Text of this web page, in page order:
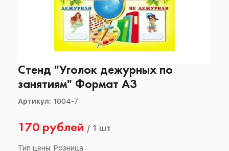
Стенд "Уголок дежурных по
занятиям" Формат А3
Артикул: 1004-7
170 рублей / 1 шт
Тип цены: Розница